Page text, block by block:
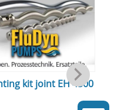
kit joint EH 4500